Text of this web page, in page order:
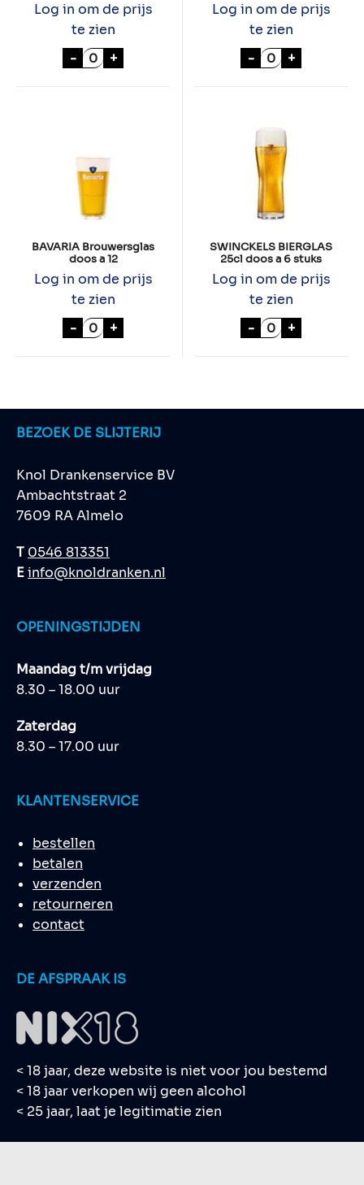
Log in om de prijs
te zien
- BAVARIA GRIPGLAS 20cl ds a 12 aantal
+
Log in om de prijs
te zien
- AYINGER
+
BAVARIA Brouwersglas
doos a 12
Log in om de prijs
te zien
- BAVARIA Brouwersglas doos a 12 aantal
+
SWINCKELS BIERGLAS
25cl doos a 6 stuks
Log in om de prijs
te zien
- SWINCKELS
+
BEZOEK DE SLIJTERIJ
Knol Drankenservice BV
Ambachtstraat 2
7609 RA Almelo
T 0546 813351
Einfo@knoldranken.nl
OPENINGSTIJDEN
Maandag t/m vrijdag
8.30 – 18.00 uur
Zaterdag
8.30 – 17.00 uur
KLANTENSERVICE
bestellen
betalen
verzenden
retourneren
contact
DE AFSPRAAK IS
< 18 jaar, deze website is niet voor jou bestemd
< 18 jaar verkopen wij geen alcohol
< 25 jaar, laat je legitimatie zien